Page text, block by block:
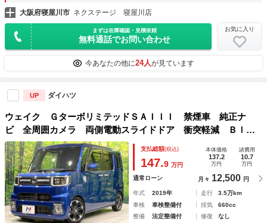
大阪府寝屋川市 ネクステージ 寝屋川店
まずは在庫確認・見積依頼
無料通話でお問い合わせ
お気に入り
今あなたの他に24人が見ています
UP ダイハツ
ウェイク ＧターボリミテッドＳＡＩＩＩ 禁煙車 純正ナ
ビ 全周囲カメラ 両側電動スライドドア 衝突軽減 Ｂｌｕ
ｅｔｏｏｔｈ ＣＤ／ＤＶＤ再生 ドライブレコーダー ＥＴ
Ｃ オートマチックハイビーム ＬＥＤフォグライト ドアバ
イザー
支払総額(税込)
147.9 万円
本体価格
137.2
万円
諸費用
10.7
万円
通常ローン 月々 12,500 円
年式 2019年 走行
3.5万km
車検
車検整備付 排気
660cc
整備
法定整備付 修復
なし